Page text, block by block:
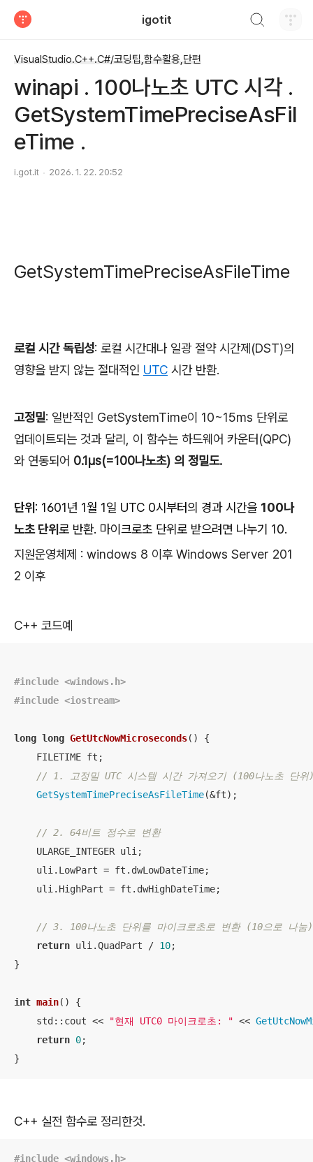
igotit
VisualStudio.C++.C#/코딩팁,함수활용,단편
winapi . 100나노초 UTC 시각 .
GetSystemTimePreciseAsFil
eTime .
i.got.it 2026. 1. 22. 20:52
GetSystemTimePreciseAsFileTime
로컬 시간 독립성: 로컬 시간대나 일광 절약 시간제(DST)의
영향을 받지 않는 절대적인 UTC 시간 반환.
고정밀: 일반적인 GetSystemTime이 10~15ms 단위로
업데이트되는 것과 달리, 이 함수는 하드웨어 카운터(QPC)
와 연동되어 0.1μs(=100나노초) 의 정밀도.
단위 : 1601년 1월 1일 UTC 0시부터의 경과 시간을 100나
노초 단위로 반환. 마이크로초 단위로 받으려면 나누기 10.
지원운영체제 : windows 8 이후 Windows Server 201
2 이후
C++ 코드예
#include <windows.h>
#include <iostream>
long long GetUtcNowMicroseconds()
{
    FILETIME ft;
// 1. 고정밀 UTC 시스템 시간 가져오기 (100나노초 단
GetSystemTimePreciseAsFileTime(&ft);
// 2. 64비트 정수로 변환
    ULARGE_INTEGER uli;
    uli.LowPart = ft.dwLowDateTime;
    uli.HighPart = ft.dwHighDateTime;
// 3. 100나노초 단위를 마이크로초로 변환 (10으로 나눔)
return uli.QuadPart / 10;
}
int main()
{
    std::cout <<
"현재 UTC0 마이크로초: " <<
return 0;
}
C++ 실전 함수로 정리한것.
#include <windows.h>